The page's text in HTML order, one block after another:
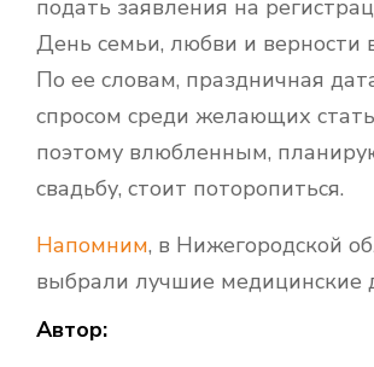
подать заявления на
День семьи, любви и верности
По ее словам, праздничная
спросом среди желающих
поэтому влюбленным,
свадьбу, стоит поторопиться.
Напомним, в Нижегородской
выбрали лучшие медицинские
Автор: